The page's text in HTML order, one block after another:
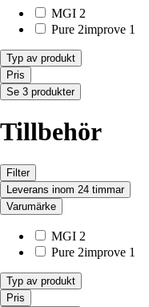
MGI 2
Pure 2improve 1
Typ av produkt
Pris
Se 3 produkter
Tillbehör
Filter
Leverans inom 24 timmar
Varumärke
MGI 2
Pure 2improve 1
Typ av produkt
Pris